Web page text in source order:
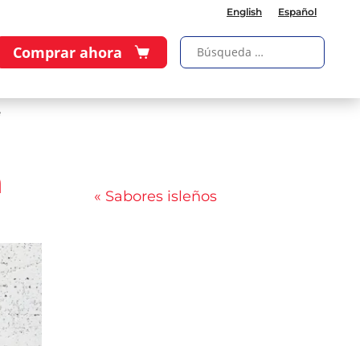
English Español
Comprar ahora
« Sabores isleños